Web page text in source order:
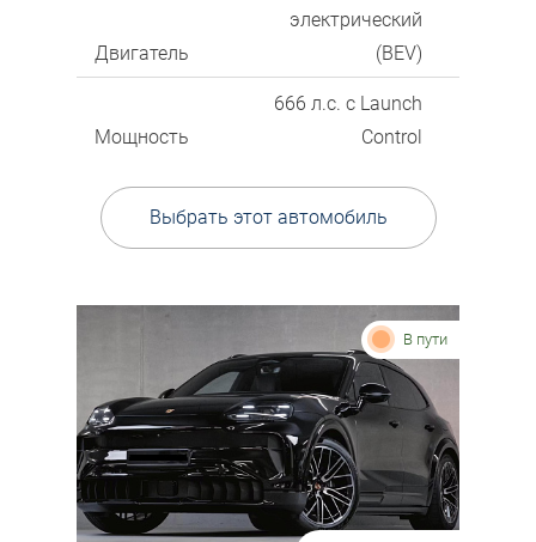
Двигатель
электрический
(BEV)
Мощность
666 л.с. с Launch
Control
Выбрать этот автомобиль
В пути